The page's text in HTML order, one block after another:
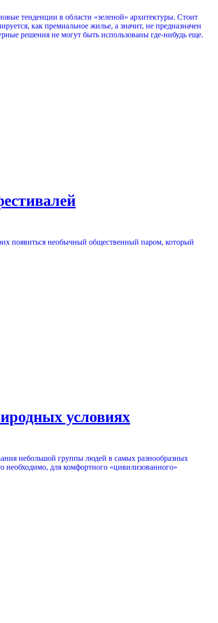
тенденции в области «зеленой» архитектуры. Стоит
как премиальное жилье, а значит, не предназначен
решения не могут быть использованы где-нибудь еще.
появиться необычный общественный паром, который
условиях
небольшой группы людей в самых разнообразных
необходимо, для комфортного «цивилизованного»